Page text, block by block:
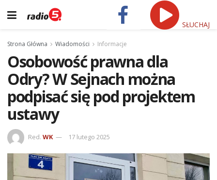
SŁUCHAJ
Strona Główna Wiadomości Informacje
Osobowość prawna dla
Odry? W Sejnach można
podpisać się pod projektem
ustawy
Red. WK 17 lutego 2025